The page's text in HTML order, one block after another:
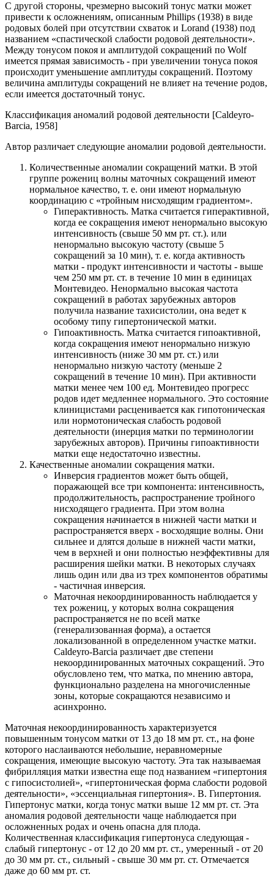
С другой стороны, чрезмерно высокий тонус матки может
привести к осложнениям, описанным Phillips (1938) в виде
родовых болей при отсутствии схваток и Lorand (1938) под
названием «спастической слабости родовой деятельности».
Между тонусом покоя и амплитудой сокращений по Wolf
имеется прямая зависимость - при увеличении тонуса покоя
происходит уменьшение амплитуды сокращений. Поэтому
величина амплитуды сокращений не влияет на течение родов,
если имеется достаточный тонус.
Классификация аномалий родовой деятельности [Caldeyro-
Barcia, 1958]
Автор различает следующие аномалии родовой деятельности.
Количественные аномалии сокращений матки. В этой
группе рожениц волны маточных сокращений имеют
нормальное качество, т. е. они имеют нормальную
координацию с «тройным нисходящим градиентом».
Гиперактивность. Матка считается гиперактивной,
когда ее сокращения имеют ненормально высокую
интенсивность (свыше 50 мм рт. ст.). или
ненормально высокую частоту (свыше 5
сокращений за 10 мин), т. е. когда активность
матки - продукт интенсивности и частоты - выше
чем 250 мм рт. ст. в течение 10 мин в единицах
Монтевидео. Ненормально высокая частота
сокращений в работах зарубежных авторов
получила название тахисистолии, она ведет к
особому типу гипертонической матки.
Гипоактивность. Матка считается гипоактивной,
когда сокращения имеют ненормально низкую
интенсивность (ниже 30 мм рт. ст.) или
ненормально низкую частоту (меньше 2
сокращений в течение 10 мин). При активности
матки менее чем 100 ед. Монтевидео прогресс
родов идет медленнее нормального. Это состояние
клиницистами расценивается как гипотоническая
или нормотоническая слабость родовой
деятельности (инерция матки по терминологии
зарубежных авторов). Причины гипоактивности
матки еще недостаточно известны.
Качественные аномалии сокращения матки.
Инверсия градиентов может быть общей,
поражающей все три компонента: интенсивность,
продолжительность, распространение тройного
нисходящего градиента. При этом волна
сокращения начинается в нижней части матки и
распространяется вверх - восходящие волны. Они
сильнее и длятся дольше в нижней части матки,
чем в верхней и они полностью неэффективны для
расширения шейки матки. В некоторых случаях
лишь один или два из трех компонентов обратимы
- частичная инверсия.
Маточная некоординированность наблюдается у
тех рожениц, у которых волна сокращения
распространяется не по всей матке
(генерализованная форма), а остается
локализованной в определенном участке матки.
Caldeyro-Barcia различает две степени
некоординированных маточных сокращений. Это
обусловлено тем, что матка, по мнению автора,
функционально разделена на многочисленные
зоны, которые сокращаются независимо и
асинхронно.
Маточная некоординированность характеризуется
повышенным тонусом матки от 13 до 18 мм рт. ст., на фоне
которого наслаиваются небольшие, неравномерные
сокращения, имеющие высокую частоту. Эта так называемая
фибрилляция матки известна еще под названием «гипертония
с гипосистолией», «гипертоническая форма слабости родовой
деятельности», «эссенциальная гипертония». В. Гипертония.
Гипертонус матки, когда тонус матки выше 12 мм рт. ст. Эта
аномалия родовой деятельности чаще наблюдается при
осложненных родах и очень опасна для плода.
Количественная классификация гипертонуса следующая -
слабый гипертонус - от 12 до 20 мм рт. ст., умеренный - от 20
до 30 мм рт. ст., сильный - свыше 30 мм рт. ст. Отмечается
даже до 60 мм рт. ст.